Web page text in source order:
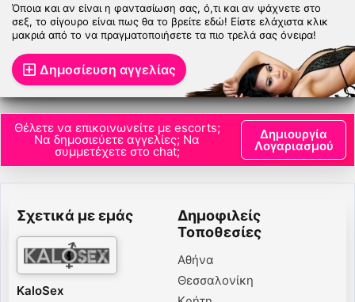
μου
Όποια και αν είναι η φαντασίωση σας, ό,τι και αν ψάχνετε στο
σεξ, το σίγουρο είναι πως θα το βρείτε εδώ! Είστε ελάχιστα κλικ
μακριά από το να πραγματοποιήσετε τα πιο τρελά σας όνειρα!
Δημοσίευση αγγελίας
Θέλετε να επικοινωνείτε με escorts;
Να δημοσιεύετε αγγελίες; Να
συμμετέχετε στο chat;
Δημιουργία
Λογαριασμού
Σχετικά με εμάς
KaloSex
Δημοφιλείς
Τοποθεσίες
Αθήνα
Θεσσαλονίκη